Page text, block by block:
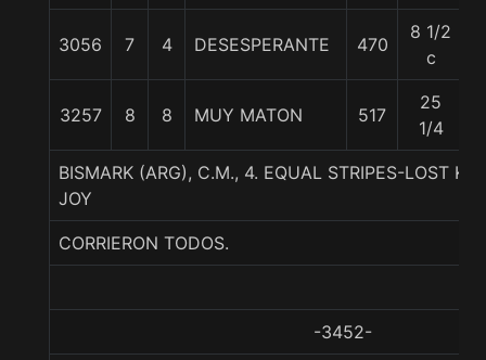
3056 7 4 DESESPERANTE 470
8 1/2
c
3257 8 8 MUY MATON 517
25
1/4
BISMARK (ARG), C.M., 4. EQUAL STRIPES-LOST
JOY
CORRIERON TODOS.
-3452-